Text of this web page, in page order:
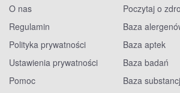
O nas
Regulamin
Polityka prywatności
Ustawienia prywatności
Pomoc
Poczytaj o
Baza
Baza aptek
Baza badań
Baza